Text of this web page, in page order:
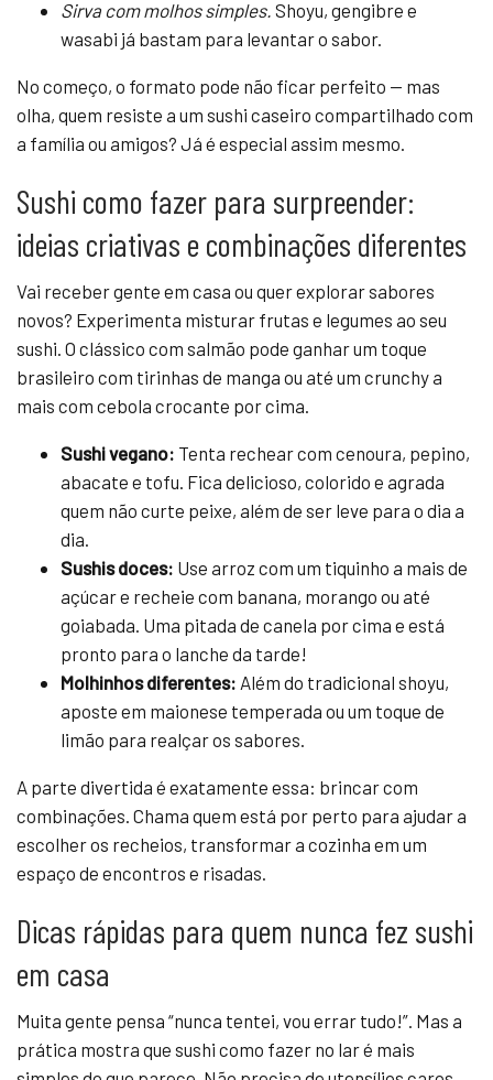
Sirva com molhos simples. Shoyu, gengibre e
wasabi já bastam para levantar o sabor.
No começo, o formato pode não ficar perfeito — mas
olha, quem resiste a um sushi caseiro compartilhado com
a família ou amigos? Já é especial assim mesmo.
Sushi como fazer para surpreender:
ideias criativas e combinações diferentes
Vai receber gente em casa ou quer explorar sabores
novos? Experimenta misturar frutas e legumes ao seu
sushi. O clássico com salmão pode ganhar um toque
brasileiro com tirinhas de manga ou até um crunchy a
mais com cebola crocante por cima.
Sushi vegano: Tenta rechear com cenoura, pepino,
abacate e tofu. Fica delicioso, colorido e agrada
quem não curte peixe, além de ser leve para o dia a
dia.
Sushis doces: Use arroz com um tiquinho a mais de
açúcar e recheie com banana, morango ou até
goiabada. Uma pitada de canela por cima e está
pronto para o lanche da tarde!
Molhinhos diferentes: Além do tradicional shoyu,
aposte em maionese temperada ou um toque de
limão para realçar os sabores.
A parte divertida é exatamente essa: brincar com
combinações. Chama quem está por perto para ajudar a
escolher os recheios, transformar a cozinha em um
espaço de encontros e risadas.
Dicas rápidas para quem nunca fez sushi
em casa
Muita gente pensa “nunca tentei, vou errar tudo!”. Mas a
prática mostra que sushi como fazer no lar é mais